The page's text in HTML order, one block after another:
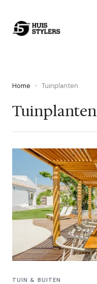
Home › Tuinplanten
Tuinplanten
TUIN & BUITEN